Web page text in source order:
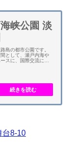
峡公園 淡
島の都市公園です。
として、瀬戸内海や
スに、国際交流にふ
台8-10